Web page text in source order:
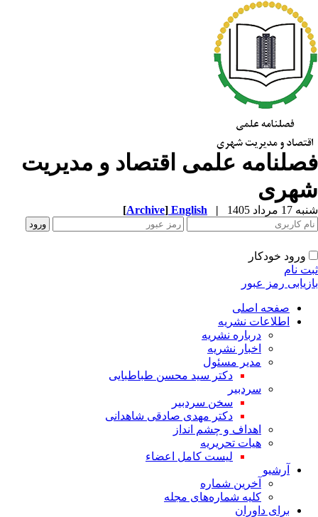
علمی اقتصاد و مدیریت
مرداد 1405 |
English
[Archive]
ورود خودکار
نام
رمز عبور
صفحه اصلی
اطلاعات نشریه
درباره نشریه
اخبار نشریه
مدیر مسئول
دکتر سید محسن طباطبایی
سردبیر
سخن سردبیر
دکتر مهدی صادقی شاهدانی
اهداف و چشم انداز
هیات تحریریه
لیست کامل اعضاء
آرشیو
آخرین شماره
کلیه شماره‌های مجله
برای داوران